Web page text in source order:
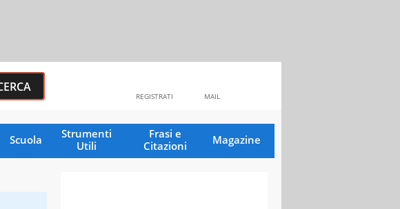
MAIL
REGISTRATI
Scuola
Strumenti
Utili
Frasi e
Citazioni
Magazine